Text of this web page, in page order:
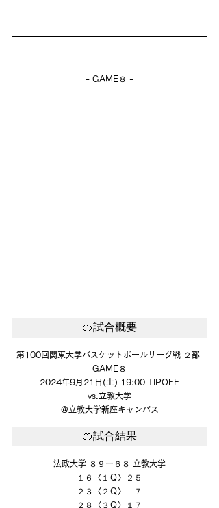
- GAME８ -
🍊試合概要
第100回関東大学バスケットボールリーグ戦 ２部
GAME８
2024年9月21日(土) 19:00 TIPOFF
vs.立教大学
@立教大学新座キャンパス
🍊試合結果
法政大学 ８９ー６８ 立教大学
１６〈１Ｑ〉２５
２３〈２Ｑ〉　７
２８〈３Ｑ〉１７